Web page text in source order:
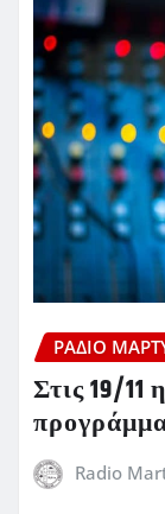
ΡΆΔΙΟ
Στις 19/
Radio